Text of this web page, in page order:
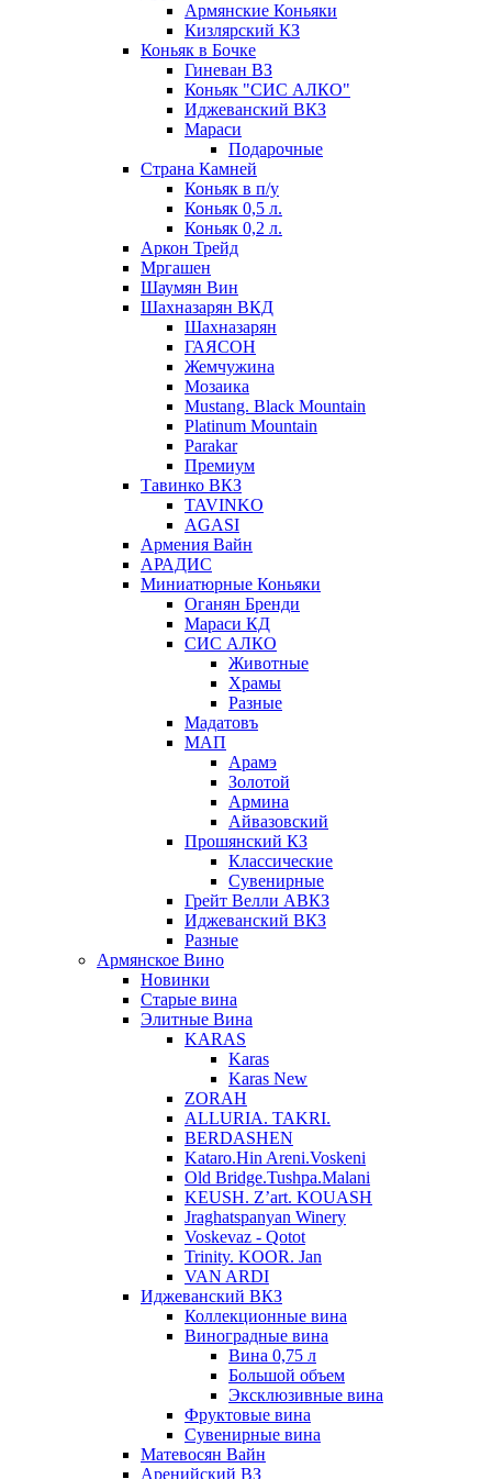
Армянские Коньяки
Кизлярский КЗ
Коньяк в Бочке
Гиневан ВЗ
Коньяк "СИС АЛКО"
Иджеванский ВКЗ
Мараси
Подарочные
Страна Камней
Коньяк в п/у
Коньяк 0,5 л.
Коньяк 0,2 л.
Аркон Трейд
Мргашен
Шаумян Вин
Шахназарян ВКД
Шахназарян
ГАЯСОН
Жемчужина
Мозаика
Mustang. Black Mountain
Platinum Mountain
Parakar
Премиум
Тавинко ВКЗ
TAVINKO
AGASI
Армения Вайн
АРАДИС
Миниатюрные Коньяки
Оганян Бренди
Мараси КД
СИС АЛКО
Животные
Храмы
Разные
Мадатовъ
МАП
Арамэ
Золотой
Армина
Айвазовский
Прошянский КЗ
Классические
Сувенирные
Грейт Велли АВКЗ
Иджеванский ВКЗ
Разные
Армянское Вино
Новинки
Старые вина
Элитные Вина
KARAS
Karas
Karas New
ZORAH
ALLURIA. TAKRI.
BERDASHEN
Kataro.Hin Areni.Voskeni
Old Bridge.Tushpa.Malani
KEUSH. Z’art. KOUASH
Jraghatspanyan Winery
Voskevaz - Qotot
Trinity. KOOR. Jan
VAN ARDI
Иджеванский ВКЗ
Коллекционные вина
Виноградные вина
Вина 0,75 л
Большой объем
Эксклюзивные вина
Фруктовые вина
Cувенирные вина
Матевосян Вайн
Аренийский ВЗ